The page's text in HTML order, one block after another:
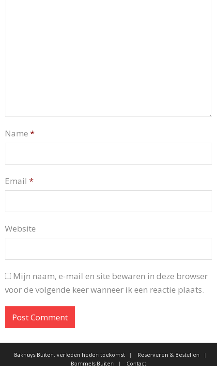
Name *
Email *
Website
Mijn naam, e-mail en site bewaren in deze browser
voor de volgende keer wanneer ik een reactie plaats.
Bakhuys Buiten, verleden heden toekomst
Reserveren & Bestellen
Bommels Buiten
Contact